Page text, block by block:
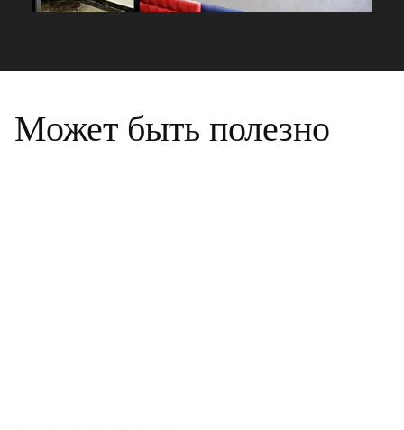
Может быть полезно